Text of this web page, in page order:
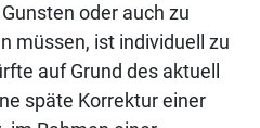
oder auch zu
müssen, ist individuell zu
auf Grund des aktuell
späte Korrektur einer